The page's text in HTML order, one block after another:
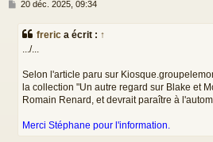
M
s
20 déc. 2025, 09:34
freric a écrit : ↑
.../...
Selon l'article paru sur
la collection "Un autre regard sur Blake et
Romain Renard, et devrait paraître à
Merci Stéphane pour l'information.